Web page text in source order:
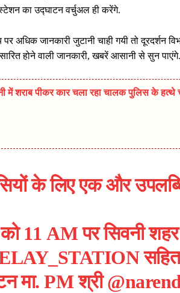
स्टेशन का उद्घाटन वर्चुअल ही करेंगे.
अधिक जानकारी जुटानी चाही गयी तो दूरदर्शन
होने वाली जानकारी, खबरें आसानी से सुन पाएंगे.
में शराब पीकर कार चला रहा चालक पुलिस के हत्थे
के लिए एक और
11 AM पर सिवनी शहर
मा. PM श्री